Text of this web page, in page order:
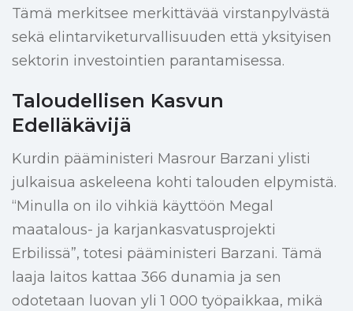
Tämä merkitsee merkittävää virstanpylvästä
sekä elintarviketurvallisuuden että yksityisen
sektorin investointien parantamisessa.
Taloudellisen Kasvun
Edelläkävijä
Kurdin pääministeri Masrour Barzani ylisti
julkaisua askeleena kohti talouden elpymistä.
“Minulla on ilo vihkiä käyttöön Megal
maatalous- ja karjankasvatusprojekti
Erbilissä”, totesi pääministeri Barzani. Tämä
laaja laitos kattaa 366 dunamia ja sen
odotetaan luovan yli 1 000 työpaikkaa, mikä